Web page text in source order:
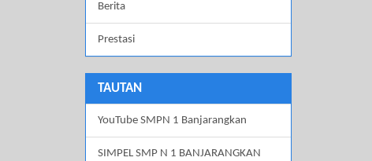
Berita
Prestasi
TAUTAN
YouTube SMPN 1 Banjarangkan
SIMPEL SMP N 1 BANJARANGKAN